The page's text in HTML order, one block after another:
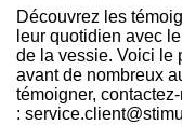
Découvrez les
leur quotidien avec
de la vessie. Voici le
avant de nombreux
témoigner,
: